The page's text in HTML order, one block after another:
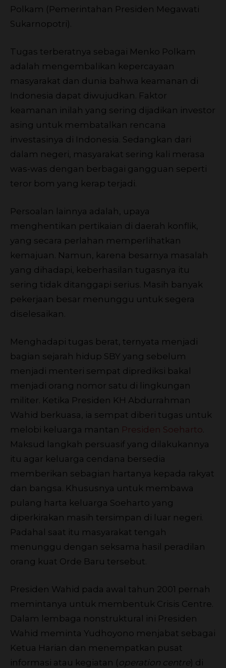
Polkam (Pemerintahan Presiden Megawati
Sukarnopotri).
Tugas terberatnya sebagai Menko Polkam
adalah mengembalikan kepercayaan
masyarakat dan dunia bahwa keamanan di
Indonesia dapat diwujudkan. Faktor
keamanan inilah yang sering dijadikan investor
asing untuk membatalkan rencana
investasinya di Indonesia. Sedangkan dari
dalam negeri, masyarakat sering kali merasa
was-was dengan berbagai gangguan seperti
teror bom yang kerap terjadi.
Persoalan lainnya adalah, upaya
menghentikan pertikaian di daerah konflik,
yang secara perlahan memperlihatkan
kemajuan. Namun, karena besarnya masalah
yang dihadapi, keberhasilan tugasnya itu
sering tidak ditanggapi serius. Masih banyak
pekerjaan besar menunggu untuk segera
diselesaikan.
Menghadapi tugas berat, ternyata menjadi
bagian sejarah hidup SBY yang sebelum
menjadi menteri sempat diprediksi bakal
menjadi orang nomor satu di lingkungan
militer. Ketika Presiden KH Abdurrahman
Wahid berkuasa, ia sempat diberi tugas untuk
melobi keluarga mantan Presiden Soeharto
Maksud langkah persuasif yang dilakukannya
itu agar keluarga cendana bersedia
memberikan sebagian hartanya kepada rakyat
dan bangsa. Khususnya untuk membawa
pulang harta keluarga Soeharto yang
diperkirakan masih tersimpan di luar negeri.
Padahal saat itu masyarakat tengah
menunggu dengan seksama hasil peradilan
orang kuat Orde Baru tersebut.
Presiden Wahid pada awal tahun 2001 pernah
memintanya untuk membentuk Crisis Centre.
Dalam lembaga nonstruktural ini Presiden
Wahid meminta Yudhoyono menjabat sebagai
Ketua Harian dan menempatkan pusat
informasi atau kegiatan ( operation centre) di